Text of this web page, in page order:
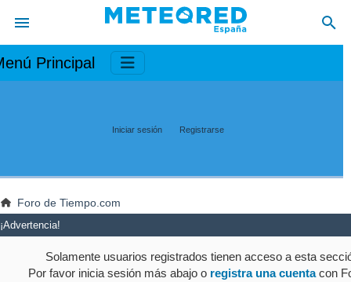
Principal
Iniciar sesión Registrarse
Foro de Tiempo.com
¡Advertencia!
Solamente usuarios registrados tienen acceso a esta
Por favor inicia sesión más abajo o registra una cuentacon